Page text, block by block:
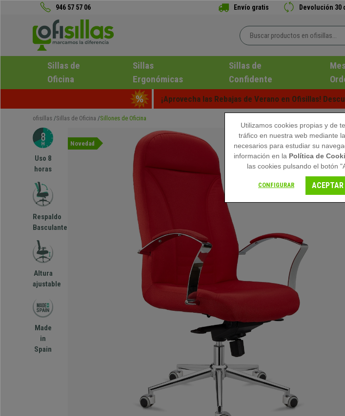
946 57 57 06 Envío gratis Devolución 30
Sillas de
Oficina
Sillas
Ergonómicas
Sillas de
Confidente
¡Aprovecha las Rebajas de Verano en Ofisillas!
ofisillas Sillas de Oficina Sillones de Oficina
Uso 8
horas
Respaldo
Basculante
Altura
ajustable
Made
in
Spain
Novedad
Utilizamos cookies propias y de
tráfico en nuestra web mediante
necesarios para estudiar su
información en la Política de
las cookies pulsando el botón
CONFIGURAR